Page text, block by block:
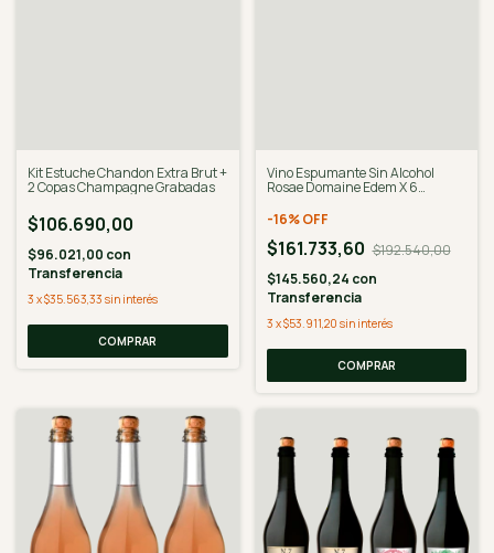
Kit Estuche Chandon Extra Brut +
2 Copas Champagne Grabadas
$106.690,00
$96.021,00 con
Transferencia
3 x$35.563,33 sin interés
COMPRAR
Vino Espumante Sin Alcohol
Rosae Domaine Edem X 6
-16%OFF
$161.733,60 $192.540,00
$145.560,24 con
Transferencia
3 x$53.911,20 sin interés